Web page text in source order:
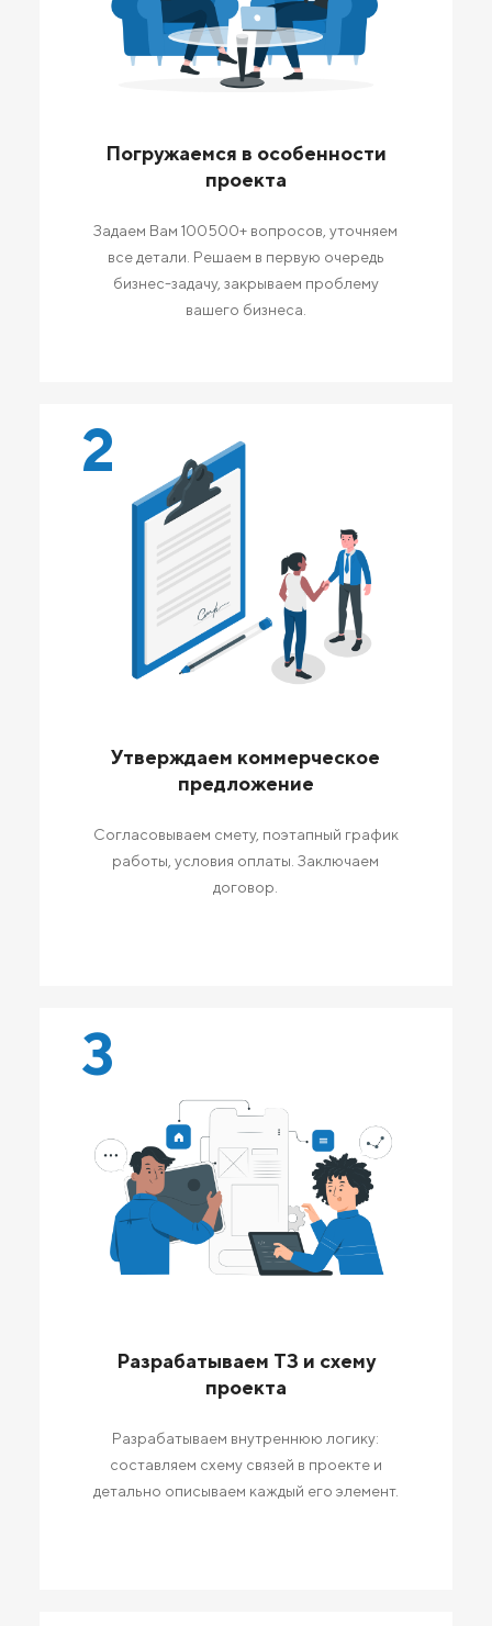
Погружаемся в особенности
проекта
Задаем Вам 100500+ вопросов, уточняем
все детали. Решаем в первую очередь
бизнес-задачу, закрываем проблему
вашего бизнеса.
2
Утверждаем коммерческое
предложение
Согласовываем смету, поэтапный график
работы, условия оплаты. Заключаем
договор.
3
Разрабатываем ТЗ и схему
проекта
Разрабатываем внутреннюю логику:
составляем схему связей в проекте и
детально описываем каждый его элемент.